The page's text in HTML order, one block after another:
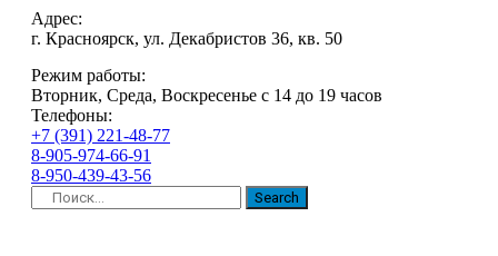
Адрес:
г. Красноярск, ул. Декабристов 36, кв. 50
Режим работы:
Вторник, Среда, Воскресенье с 14 до 19 часов
Телефоны:
+7 (391) 221-48-77
8-905-974-66-91
8-950-439-43-56
Search